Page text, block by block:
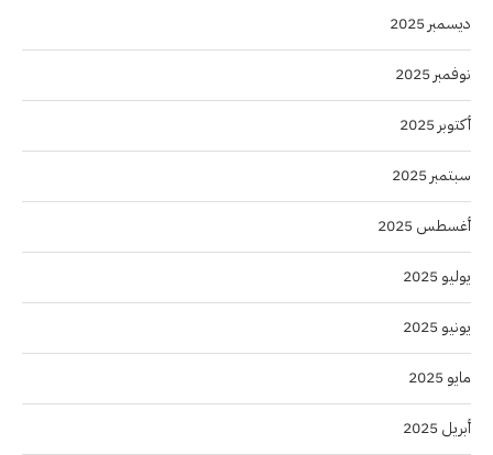
ديسمبر 2025
نوفمبر 2025
أكتوبر 2025
سبتمبر 2025
أغسطس 2025
يوليو 2025
يونيو 2025
مايو 2025
أبريل 2025